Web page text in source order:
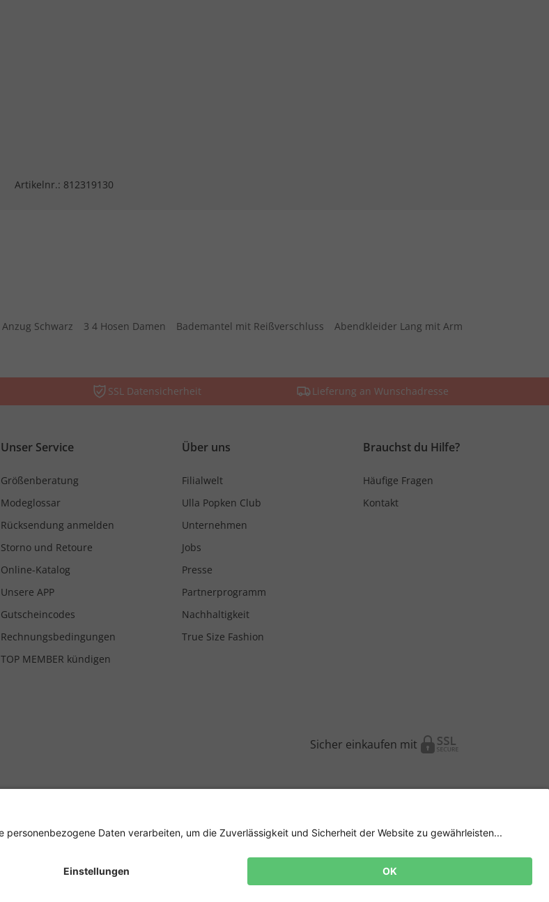
Artikelnr.: 812319130
Anzug Schwarz 3 4 Hosen Damen Bademantel mit Reißverschluss
Abendkleider Lang mit Arm
SSL Datensicherheit Lieferung an Wunschadresse
Unser Service
Größenberatung
Modeglossar
Rücksendung anmelden
Storno und Retoure
Online-Katalog
Unsere APP
Gutscheincodes
Rechnungsbedingungen
TOP MEMBER kündigen
Über uns
Filialwelt
Ulla Popken Club
Unternehmen
Jobs
Presse
Partnerprogramm
Nachhaltigkeit
True Size Fashion
Brauchst du Hilfe?
Häufige Fragen
Kontakt
Sicher einkaufen mit